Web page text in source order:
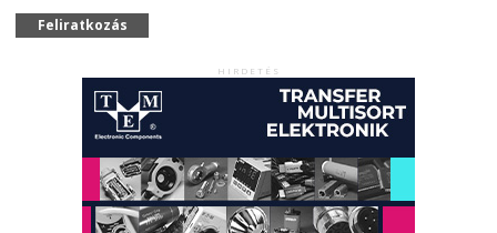
Feliratkozás
HIRDETÉS